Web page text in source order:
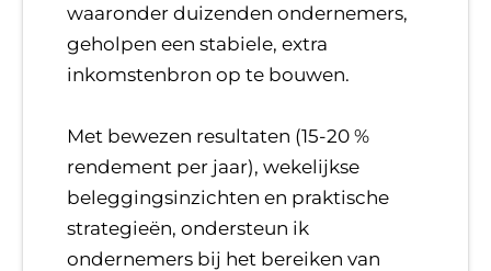
waaronder duizenden ondernemers,
geholpen een stabiele, extra
inkomstenbron op te bouwen.
​Met bewezen resultaten (15-20 %
rendement per jaar), wekelijkse
beleggingsinzichten en praktische
strategieën, ondersteun ik
ondernemers bij het bereiken van